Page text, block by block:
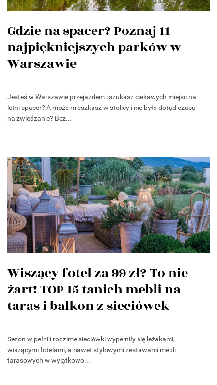
Gdzie na spacer? Poznaj 11
najpiękniejszych parków w
Warszawie
Jesteś w Warszawie przejazdem i szukasz ciekawych miejsc na
letni spacer? A może mieszkasz w stolicy i nie było dotąd czasu
na zwiedzanie? Bez...
Wiszący fotel za 99 zł? To nie
żart! TOP 15 tanich mebli na
taras i balkon z sieciówek
Sezon w pełni i rodzime sieciówki wypełniły się leżakami,
wiszącymi fotelami, a nawet stylowymi zestawami mebli
tarasowych w wyjątkowo...